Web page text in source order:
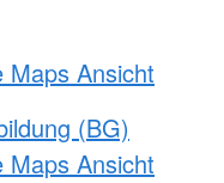
Maps Ansicht
(BG)
Maps Ansicht